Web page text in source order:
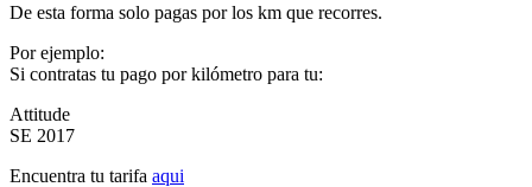
De esta forma solo pagas por los km que recorres.
Por ejemplo:
Si contratas tu pago por kilómetro para tu:
Attitude
SE 2017
Encuentra tu tarifa aqui